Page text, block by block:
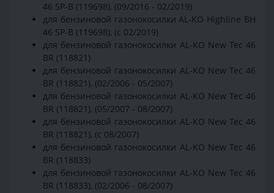
46 SP-B (119698), (09/2016 - 02/2019)
для бензиновой газонокосилки AL-KO Highline BH
46 SP-B (119698), (с 02/2019)
для бензиновой газонокосилки AL-KO New Tec 46
BR (118821)
для бензиновой газонокосилки AL-KO New Tec 46
BR (118821), (02/2006 - 05/2007)
для бензиновой газонокосилки AL-KO New Tec 46
BR (118821), (05/2007 - 08/2007)
для бензиновой газонокосилки AL-KO New Tec 46
BR (118821), (с 08/2007)
для бензиновой газонокосилки AL-KO New Tec 46
BR (118833)
для бензиновой газонокосилки AL-KO New Tec 46
BR (118833), (02/2006 - 08/2007)